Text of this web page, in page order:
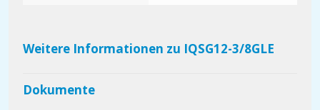
Weitere Informationen zu IQSG12-3/8GLE
Dokumente